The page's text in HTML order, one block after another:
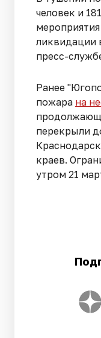
человек и
ликвидации
пресс-
Ранее
пожара на
перекрыли
краев.
утром 21